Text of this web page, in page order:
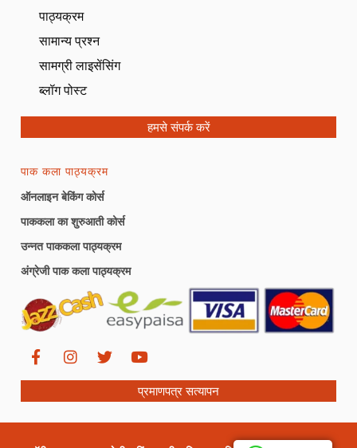
पाठ्यक्रम
सामान्य प्रश्न
सामग्री लाइसेंसिंग
ब्लॉग पोस्ट
हमसे संपर्क करें
पाक कला पाठ्यक्रम
ऑनलाइन बेकिंग कोर्स
पाककला का शुरुआती कोर्स
उन्नत पाककला पाठ्यक्रम
अंग्रेजी पाक कला पाठ्यक्रम
प्रमाणपत्र सत्यापन